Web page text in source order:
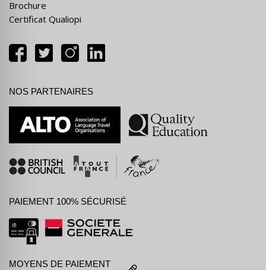
Brochure
Certificat Qualiopi
NOS PARTENAIRES
PAIEMENT 100% SÉCURISÉ
MOYENS DE PAIEMENT